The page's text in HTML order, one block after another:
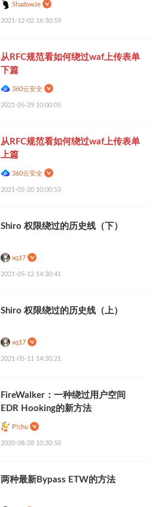
ShadowJe
2021-12-02 16:30:59
从RFC规范看如何绕过waf上传表单
下篇
360云安全
2021-05-29 10:00:05
从RFC规范看如何绕过waf上传表单
上篇
360云安全
2021-05-20 10:00:53
Shiro 权限绕过的历史线（下）
xq17
2021-05-12 14:30:41
Shiro 权限绕过的历史线（上）
xq17
2021-05-11 14:30:21
FireWalker：一种绕过用户空间
EDR Hooking的新方法
P!chu
2020-08-28 10:30:50
两种最新Bypass ETW的方法